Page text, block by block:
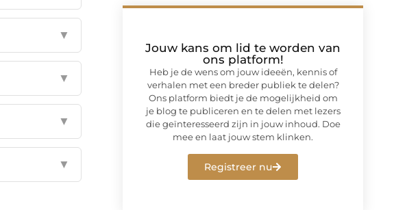
▼
▼
▼
▼
Jouw kans om lid te worden van
ons platform!
Heb je de wens om jouw ideeën, kennis of
verhalen met een breder publiek te delen?
Ons platform biedt je de mogelijkheid om
je blog te publiceren en te delen met lezers
die geïnteresseerd zijn in jouw inhoud. Doe
mee en laat jouw stem klinken.
Registreer nu